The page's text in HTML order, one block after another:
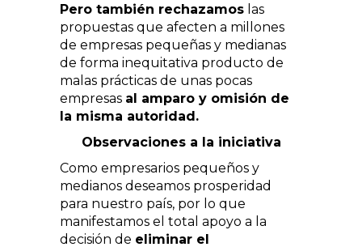
Pero también rechazamos las
propuestas que afecten a millones
de empresas pequeñas y medianas
de forma inequitativa producto de
malas prácticas de unas pocas
empresas al amparo y omisión de
la misma autoridad.
Observaciones a la iniciativa
Como empresarios pequeños y
medianos deseamos prosperidad
para nuestro país, por lo que
manifestamos el total apoyo a la
decisión de eliminar el